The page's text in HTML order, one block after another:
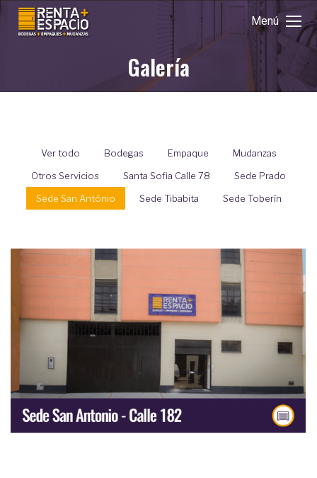
Menú
Galería
Estás aquí:
Ver todo Bodegas Empaque
Mudanzas
Otros Servicios
Santa Sofia Calle 78
Sede Prado
Sede San António
Sede Tibabita Sede Toberín